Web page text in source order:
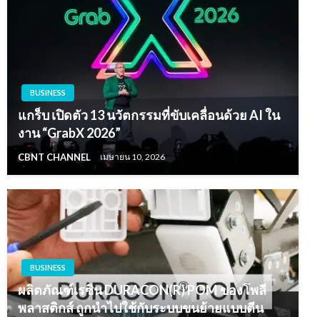
BUSINESS
แกร็บ เปิดตัว 13 นวัตกรรมที่ขับเคลื่อนด้วย AI ใน
งาน “GrabX 2026”
CBNT CHANNEL เมษายน 10, 2026
BUSINESS
ผลิตภัณฑ์เรซิน DURACON(R) POM ของโพลี
พลาสติกส์ ถูกนำไปใช้กับระบบขนย้ายแบบตีน